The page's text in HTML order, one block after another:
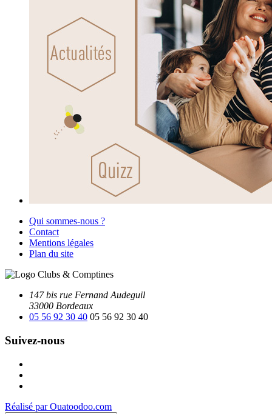
Qui sommes-nous ?
Contact
Mentions légales
Plan du site
147 bis rue Fernand Audeguil
33000 Bordeaux
05 56 92 30 40 05 56 92 30 40
Suivez-nous
Réalisé par Ouatoodoo.com